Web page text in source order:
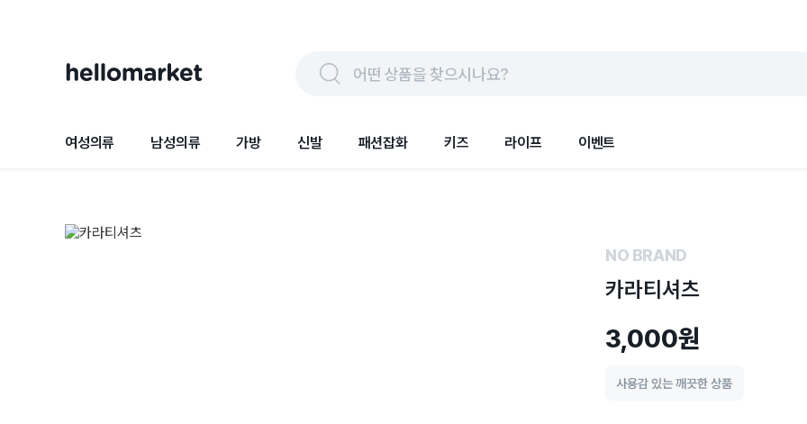
어떤 상품을 찾으시나요?
여성의류 남성의류 가방 신발 패션잡화 키즈 라이프 이벤트
NO BRAND
카라티셔츠
3,000원
사용감 있는 깨끗한 상품